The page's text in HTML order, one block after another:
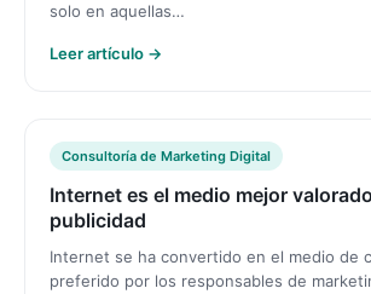
solo en aquellas…
Leer artículo →
Consultoría de Marketing Digital
Internet es el medio mejor
publicidad
Internet se ha convertido en el medio de
preferido por los responsables de